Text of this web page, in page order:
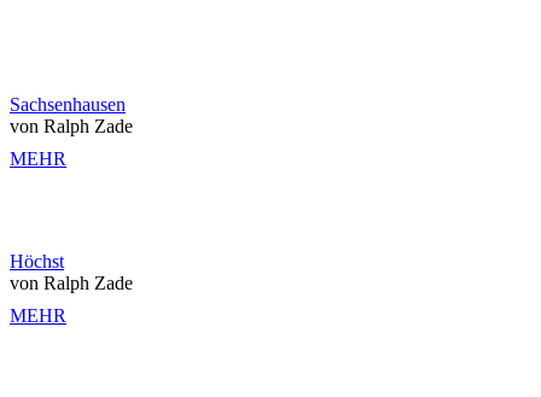
Sachsenhausen
von Ralph Zade
MEHR
Höchst
von Ralph Zade
MEHR